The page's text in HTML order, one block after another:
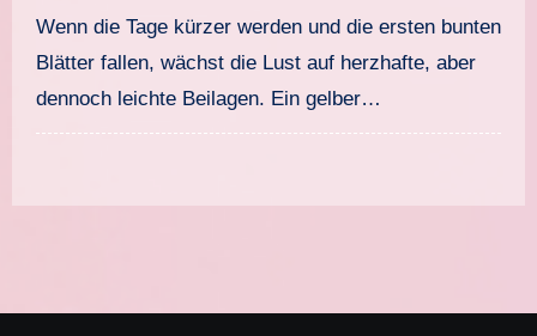
Wenn die Tage kürzer werden und die ersten bunten
Blätter fallen, wächst die Lust auf herzhafte, aber
dennoch leichte Beilagen. Ein gelber…